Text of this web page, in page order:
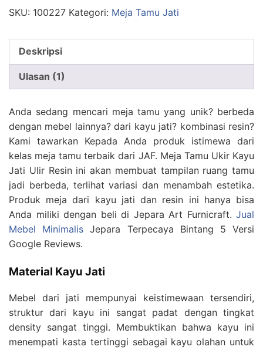
SKU: 100227 Kategori: Meja Tamu Jati
Deskripsi
Ulasan (1)
Anda sedang mencari meja tamu yang unik? berbeda
dengan mebel lainnya? dari kayu jati? kombinasi resin?
Kami tawarkan Kepada Anda produk istimewa dari
kelas meja tamu terbaik dari JAF. Meja Tamu Ukir Kayu
Jati Ulir Resin ini akan membuat tampilan ruang tamu
jadi berbeda, terlihat variasi dan menambah estetika.
Produk meja dari kayu jati dan resin ini hanya bisa
Anda miliki dengan beli di Jepara Art Furnicraft. Jual
Mebel Minimalis Jepara Terpecaya Bintang 5 Versi
Google Reviews.
Material Kayu Jati
Mebel dari jati mempunyai keistimewaan tersendiri,
struktur dari kayu ini sangat padat dengan tingkat
density sangat tinggi. Membuktikan bahwa kayu ini
menempati kasta tertinggi sebagai kayu olahan untuk